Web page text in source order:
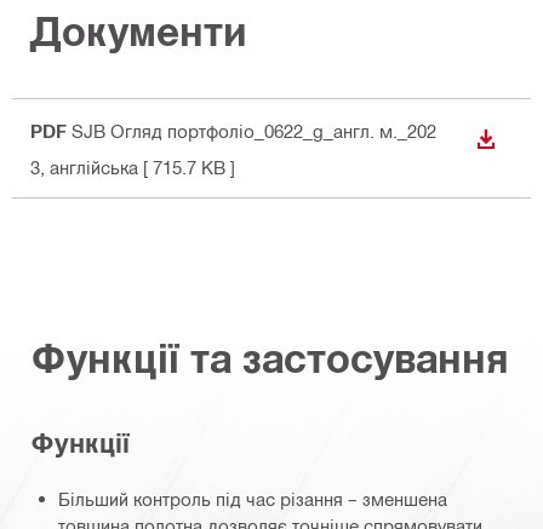
Документи
PDF SJB Огляд портфоліо_0622_g_англ. м._202
3 , англійська [ 715.7 KB ]
Функції та застосування
Функції
Більший контроль під час різання – зменшена